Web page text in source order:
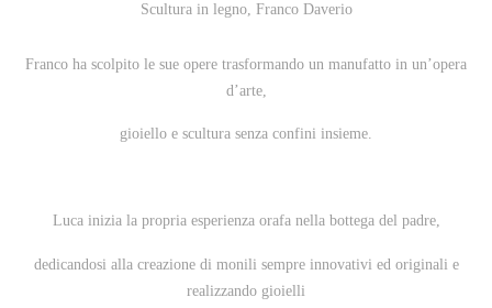
Scultura in legno, Franco Daverio
Franco ha scolpito le sue opere trasformando un manufatto in un’opera
d’arte,
gioiello e scultura senza confini insieme.
Luca inizia la propria esperienza orafa nella bottega del padre,
dedicandosi alla creazione di monili sempre innovativi ed originali e
realizzando gioielli